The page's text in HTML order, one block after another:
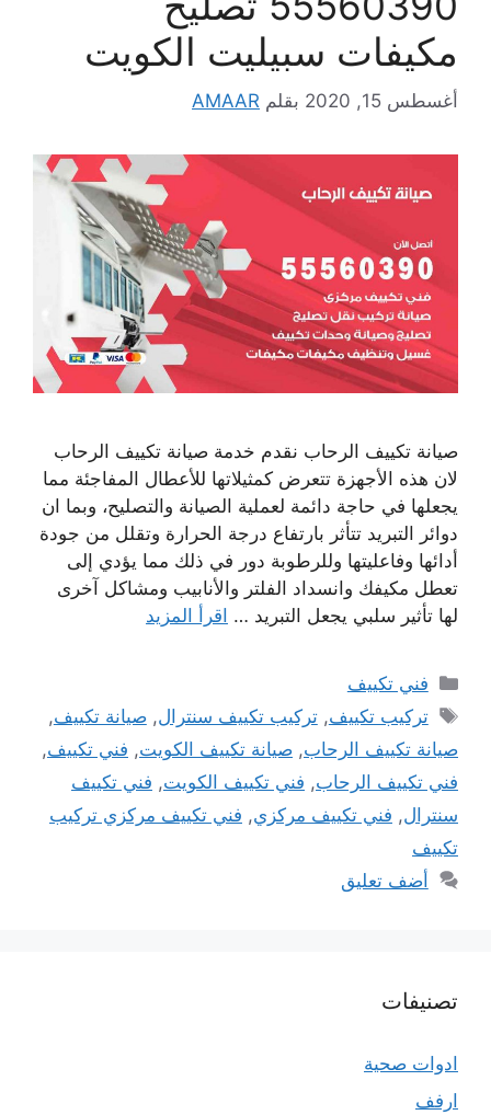
مكيفات سبيليت الكويت
أغسطس 15, 2020 بقلم AMAAR
صيانة تكييف الرحاب نقدم خدمة صيانة تكييف الرحاب
لان هذه الأجهزة تتعرض كمثيلاتها للأعطال المفاجئة مما
يجعلها في حاجة دائمة لعملية الصيانة والتصليح، وبما ان
دوائر التبريد تتأثر بارتفاع درجة الحرارة وتقلل من جودة
أدائها وفاعليتها وللرطوبة دور في ذلك مما يؤدي إلى
تعطل مكيفك وانسداد الفلتر والأنابيب ومشاكل آخرى
لها تأثير سلبي يجعل التبريد … اقرأ المزيد
التصنيفات
فني تكييف
الوسوم
تركيب تكييف,تركيب تكييف سنترال,صيانة تكييف,
صيانة تكييف الرحاب, صيانة تكييف الكويت, فني تكييف,
فني تكييف الرحاب, فني تكييف الكويت, فني تكييف
سنترال, فني تكييف مركزي, فني تكييف مركزي تركيب
تكييف
أضف تعليق
تصنيفات
ادوات صحية
ارفف